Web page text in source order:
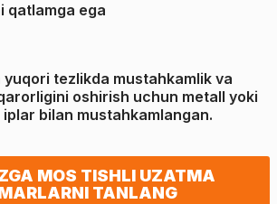
qatlamga ega
tezlikda mustahkamlik va
oshirish uchun metall yoki
bilan mustahkamlangan.
MOS TISHLI UZATMA
TANLANG